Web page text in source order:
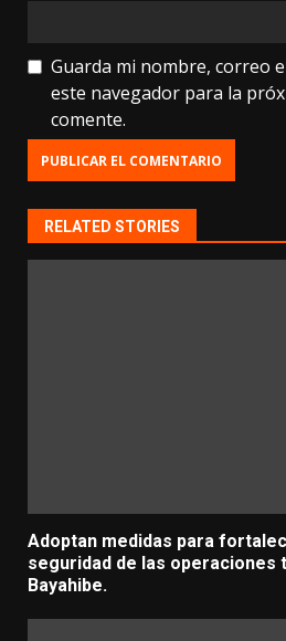
Guarda mi nombre, correo
este navegador para la
comente.
RELATED STORIES
Adoptan medidas para
seguridad de las operaciones
Bayahibe.